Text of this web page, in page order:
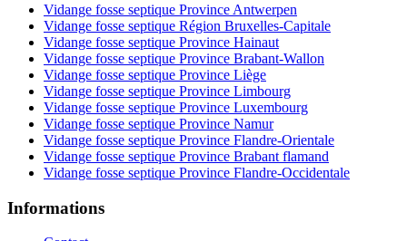
Vidange fosse septique Province Antwerpen
Vidange fosse septique Région Bruxelles-Capitale
Vidange fosse septique Province Hainaut
Vidange fosse septique Province Brabant-Wallon
Vidange fosse septique Province Liège
Vidange fosse septique Province Limbourg
Vidange fosse septique Province Luxembourg
Vidange fosse septique Province Namur
Vidange fosse septique Province Flandre-Orientale
Vidange fosse septique Province Brabant flamand
Vidange fosse septique Province Flandre-Occidentale
Informations